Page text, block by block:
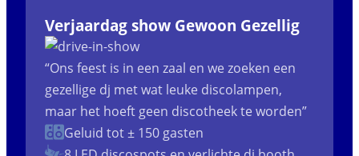
Verjaardag show Gewoon Gezellig
“Ons feest is in een zaal en we zoeken een
gezellige dj met wat leuke discolampen,
maar het hoeft geen discotheek te worden”
Geluid tot ± 150 gasten